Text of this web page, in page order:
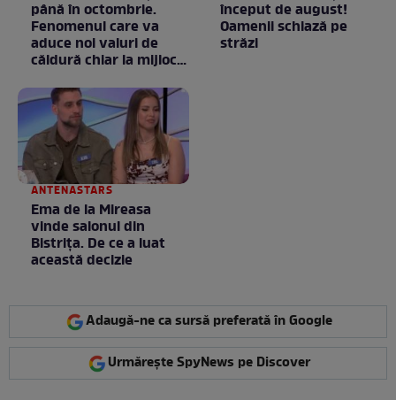
până în octombrie.
Fenomenul care va
aduce noi valuri de
căldură chiar la mijlocul
început de august!
Oamenii schiază pe
străzi
ANTENASTARS
Ema de la Mireasa
vinde salonul din
Bistrița. De ce a luat
această decizie
Adaugă-ne ca sursă preferată în Google
Urmărește SpyNews pe Discover